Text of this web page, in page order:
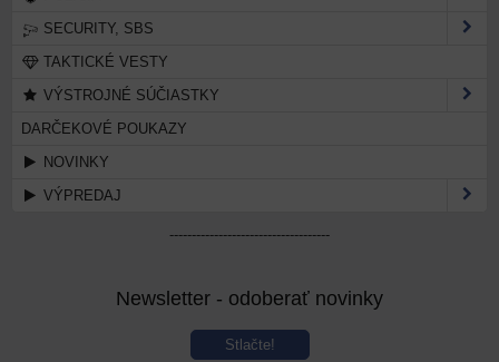
SECURITY, SBS
TAKTICKÉ VESTY
VÝSTROJNÉ SÚČIASTKY
DARČEKOVÉ POUKAZY
NOVINKY
VÝPREDAJ
------------------------------------
Newsletter - odoberať novinky
Stlačte!